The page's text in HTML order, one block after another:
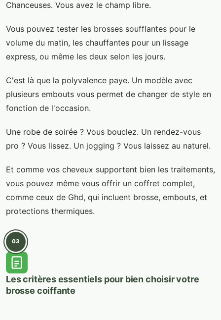
Chanceuses. Vous avez le champ libre.
Vous pouvez tester les brosses soufflantes pour le
volume du matin, les chauffantes pour un lissage
express, ou même les deux selon les jours.
C'est là que la polyvalence paye. Un modèle avec
plusieurs embouts vous permet de changer de style en
fonction de l'occasion.
Une robe de soirée ? Vous bouclez. Un rendez-vous
pro ? Vous lissez. Un jogging ? Vous laissez au naturel.
Et comme vos cheveux supportent bien les traitements,
vous pouvez même vous offrir un coffret complet,
comme ceux de Ghd, qui incluent brosse, embouts, et
protections thermiques.
03
Les critères essentiels pour bien choisir votre
brosse coiffante